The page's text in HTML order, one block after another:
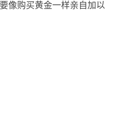
像购买黄金一样亲自加以